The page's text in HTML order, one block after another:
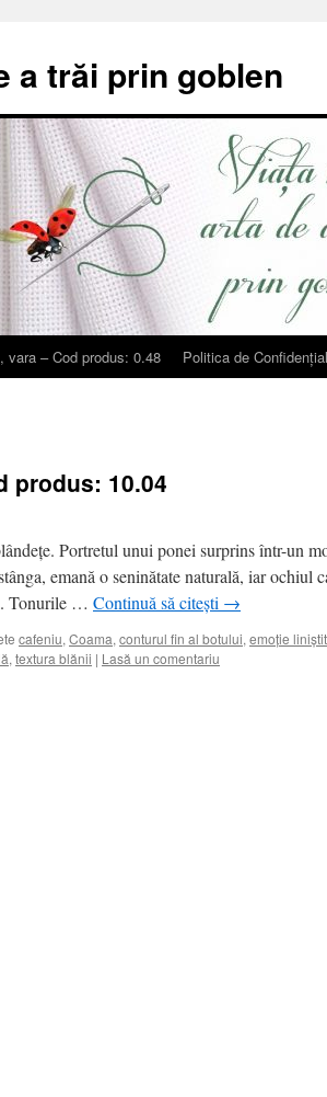
a trăi prin goblen
vara – Cod produs: 0.48 Politica de
produs: 10.04
Portretul unui ponei surprins într-un
emană o seninătate naturală, iar ochiul
Tonurile … Continuă să citești →
cafeniu, Coama, conturul fin al botului, emoție
, textura blănii | Lasă un comentariu